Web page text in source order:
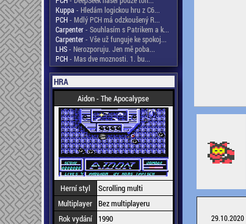
Kuppa - Hledám logickou hru z C6...
PCH- Mdlý PCH má odzkoušený R...
Carpenter- Souhlasím s Patrikem a k...
Carpenter- Vše už funguje ke spokoj...
LHS- Nerozporuju. Jen mě poba...
PCH- Mas dve moznosti. 1. bu...
HRA
Aidon - The Apocalypse
Herní styl
Scrolling multi
Multiplayer Bez multiplayeru
Rok vydání
1990 29.10.2020